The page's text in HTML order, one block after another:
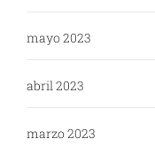
mayo 2023
abril 2023
marzo 2023